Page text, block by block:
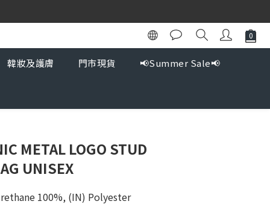
韓妝及護膚 門市現貨 📢Summer Sale📢
METAL LOGO STUD
UNISEX
100%, (IN) Polyester